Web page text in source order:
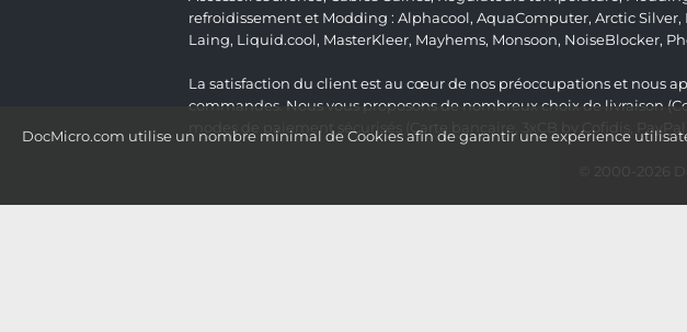
DocMicro.com utilise un nombre minimal de Cookies afin de garantir une expérience
refroidissement et Modding : Alphacool, AquaComputer, Arctic Silver,
Laing, Liquid.cool, MasterKleer, Mayhems, Monsoon, NoiseBlocker,
La satisfaction du client est au cœur de nos préoccupations et nous
commandes. Nous vous proposons de nombreux choix de livraison
modes de paiement sécurisés (Carte bancaire, 3xCB by Cofidis,